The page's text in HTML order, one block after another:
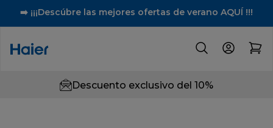
➡️ ¡¡¡Descúbre las mejores ofertas de verano AQUÍ !!!
Descuento exclusivo del 10%